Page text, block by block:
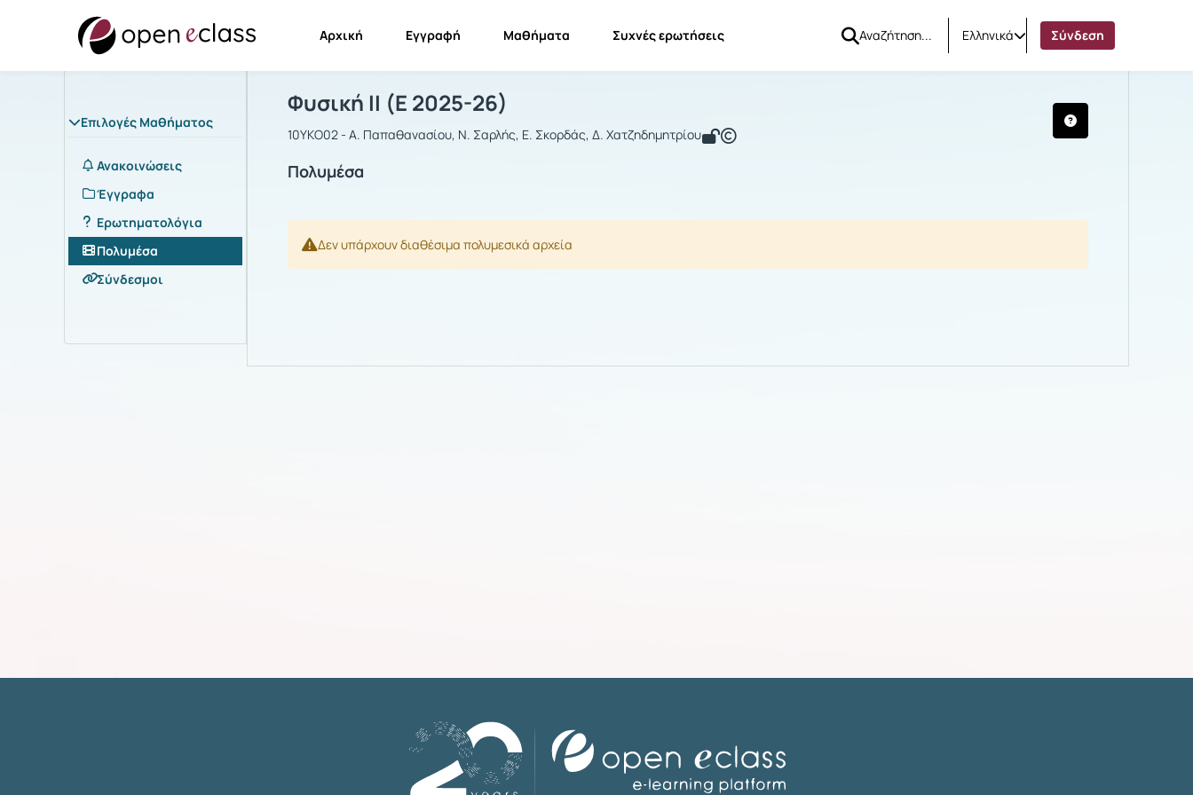
Αρχική Εγγραφή Μαθήματα Συχνές ερωτήσεις Ελληνικά Σύνδεση
Επιλογές Μαθήματος
Ανακοινώσεις
Έγγραφα
Ερωτηματολόγια
Πολυμέσα
Σύνδεσμοι
Μάθημα : Φυσική ΙΙ
Φυσική ΙΙ (Ε 2025-26)
10ΥΚΟ02 - Α. Παπαθανασίου, Ν. Σαρλής, Ε. Σκορδάς, Δ. Χατζηδημητρίου
Πολυμέσα
Δεν υπάρχουν διαθέσιμα πολυμεσικά αρχεία